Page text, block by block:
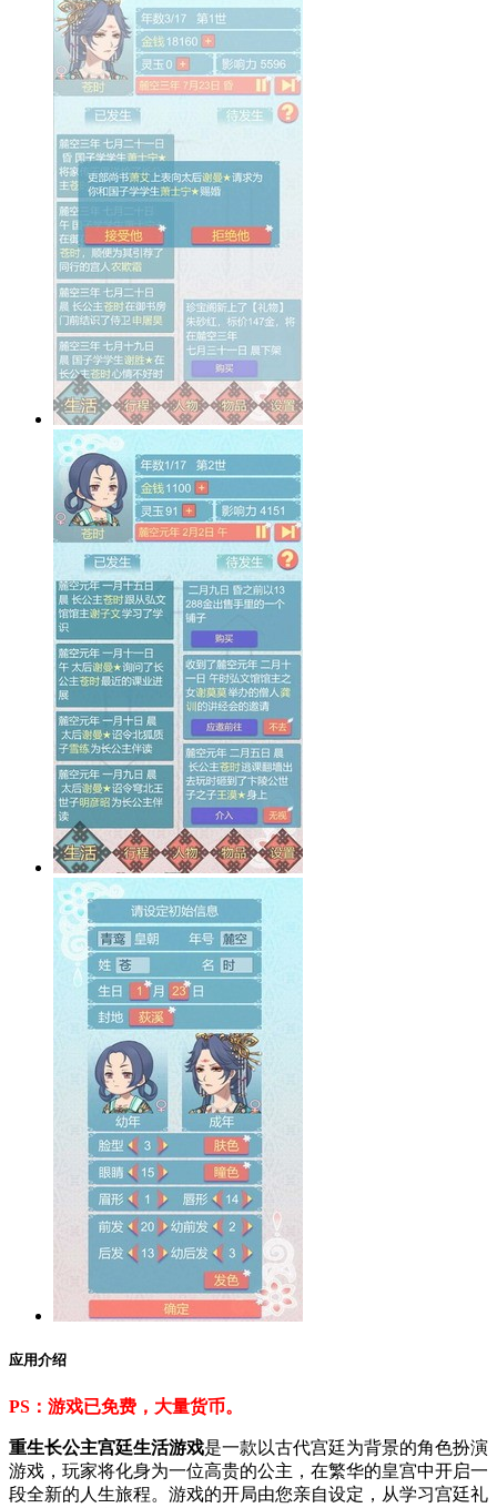
应用介绍
PS：游戏已免费，大量货币。
重生长公主宫廷生活游戏是一款以古代宫廷为背景的角色扮演
游戏，玩家将化身为一位高贵的公主，在繁华的皇宫中开启一
段全新的人生旅程。游戏的开局由您亲自设定，从学习宫廷礼